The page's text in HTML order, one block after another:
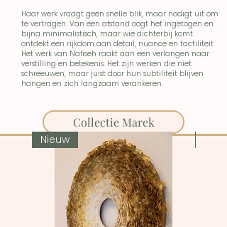
Haar werk vraagt geen snelle blik, maar nodigt uit om
te vertragen. Van een afstand oogt het ingetogen en
bijna minimalistisch, maar wie dichterbij komt
ontdekt een rijkdom aan detail, nuance en tactiliteit.
Het werk van Nafiseh raakt aan een verlangen naar
verstilling en betekenis. Het zijn werken die niet
schreeuwen, maar juist door hun subtiliteit blijven
hangen en zich langzaam verankeren.
Collectie Marek
Nieuw